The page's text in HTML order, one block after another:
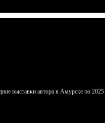
выставки автора в Амурске по 2025